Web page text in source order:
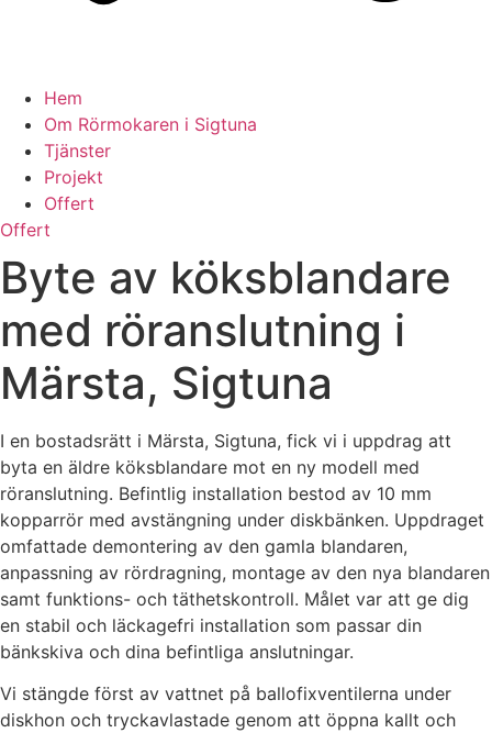
Hem
Om Rörmokaren i Sigtuna
Tjänster
Projekt
Offert
Offert
Byte av köksblandare
med röranslutning i
Märsta, Sigtuna
I en bostadsrätt i Märsta, Sigtuna, fick vi i uppdrag att
byta en äldre köksblandare mot en ny modell med
röranslutning. Befintlig installation bestod av 10 mm
kopparrör med avstängning under diskbänken. Uppdraget
omfattade demontering av den gamla blandaren,
anpassning av rördragning, montage av den nya blandaren
samt funktions- och täthetskontroll. Målet var att ge dig
en stabil och läckagefri installation som passar din
bänkskiva och dina befintliga anslutningar.
Vi stängde först av vattnet på ballofixventilerna under
diskhon och tryckavlastade genom att öppna kallt och